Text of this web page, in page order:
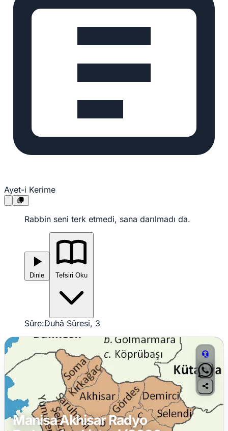
Ayet-i Kerime
Rabbin seni terk etmedi, sana darılmadı da.
Dinle
Sûre:Duhâ Sûresi, 3
Manisa Akhisar Radyo